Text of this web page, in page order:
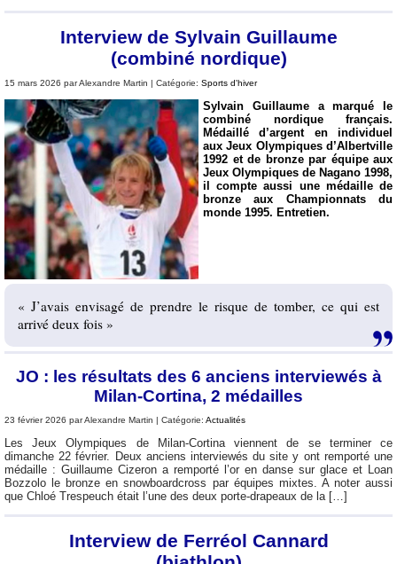
Interview de Sylvain Guillaume
(combiné nordique)
15 mars 2026 par Alexandre Martin | Catégorie: Sports d'hiver
Sylvain Guillaume a marqué le
combiné nordique français.
Médaillé d’argent en individuel
aux Jeux Olympiques d’Albertville
1992 et de bronze par équipe aux
Jeux Olympiques de Nagano 1998,
il compte aussi une médaille de
bronze aux Championnats du
monde 1995. Entretien.
« J’avais envisagé de prendre le risque de tomber, ce qui est
arrivé deux fois »
JO : les résultats des 6 anciens interviewés à
Milan-Cortina, 2 médailles
23 février 2026 par Alexandre Martin | Catégorie: Actualités
Les Jeux Olympiques de Milan-Cortina viennent de se terminer ce
dimanche 22 février. Deux anciens interviewés du site y ont remporté une
médaille : Guillaume Cizeron a remporté l’or en danse sur glace et Loan
Bozzolo le bronze en snowboardcross par équipes mixtes. A noter aussi
que Chloé Trespeuch était l’une des deux porte-drapeaux de la […]
Interview de Ferréol Cannard